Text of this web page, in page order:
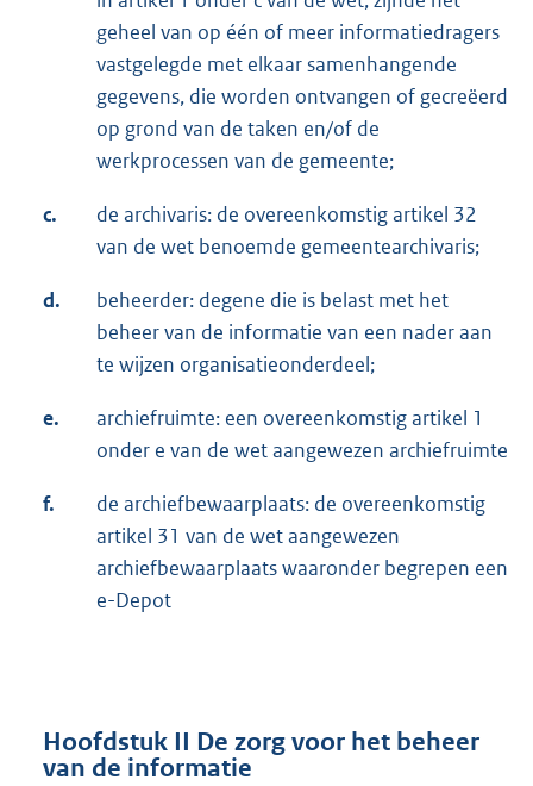
geheel van op één of meer informatiedragers
vastgelegde met elkaar samenhangende
gegevens, die worden ontvangen of gecreëerd
op grond van de taken en/of de
werkprocessen van de gemeente;
c.
de archivaris: de overeenkomstig artikel 32
van de wet benoemde gemeentearchivaris;
d.
beheerder: degene die is belast met het
beheer van de informatie van een nader aan
te wijzen organisatieonderdeel;
e.
archiefruimte: een overeenkomstig artikel 1
onder e van de wet aangewezen archiefruimte
f.
de archiefbewaarplaats: de overeenkomstig
artikel 31 van de wet aangewezen
archiefbewaarplaats waaronder begrepen een
e-Depot
Hoofdstuk II De zorg voor het beheer
van de informatie